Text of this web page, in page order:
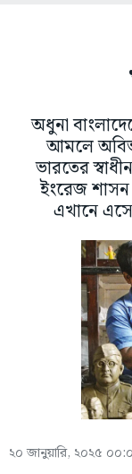
অধুনা
আমলে
ভারতের
ইংরেজ
এখানে
২০ জানুয়ারি, ২০২৫